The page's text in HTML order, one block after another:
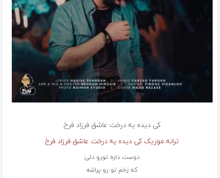
کی دیده یه درخت عاشق فرزاد فرخ
ترانه موزیک کی دیده یه درخت عاشق فرزاد فرخ
دوست داره تورو دلی
که زخم تو رو پراشه